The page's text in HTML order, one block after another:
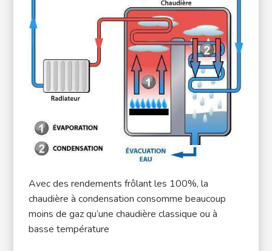
Avec des rendements frôlant les 100%, la
chaudière à condensation consomme beaucoup
moins de gaz qu’une chaudière classique ou à
basse température